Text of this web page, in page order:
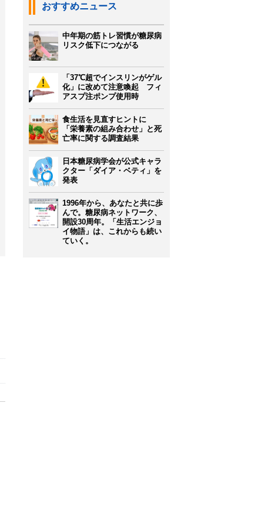
おすすめニュース
中年期の筋トレ習慣が糖尿病
リスク低下につながる
「37℃超でインスリンがゲル
化」に改めて注意喚起 フィ
アスプ注ポンプ使用時
食生活を見直すヒントに
「栄養素の組み合わせ」と死
亡率に関する調査結果
日本糖尿病学会が公式キャラ
クター「ダイア・ベティ」を
発表
1996年から、あなたと共に歩
んで。糖尿病ネットワーク、
開設30周年。「生活エンジョ
イ物語」は、これからも続い
ていく。